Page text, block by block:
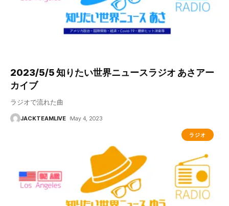
2023/5/5 知りたい世界ニュースラジオ あさアー
カイブ
ラジオで流れた曲
JACKTEAMLIVE May 4, 2023
ラジオ